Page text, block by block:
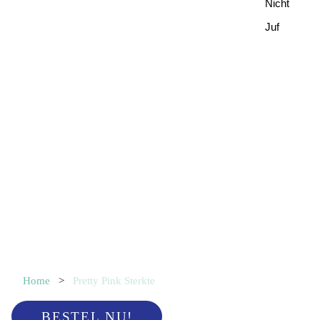
Nicht
Juf
Home > Pretty Pink Sterkte